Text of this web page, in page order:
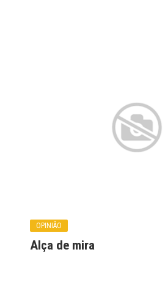
OPINIÃO
Alça de mira